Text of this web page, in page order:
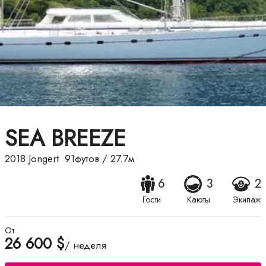
SEA BREEZE
2018 Jongert 91футов / 27.7м
6
Гости
3
Каюты
2
Экипаж
От
26 600 $/ неделя